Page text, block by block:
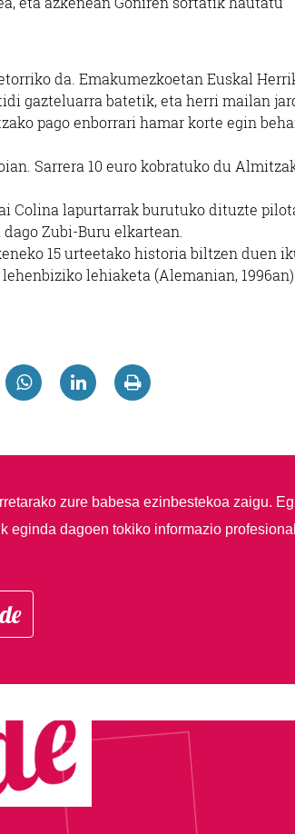
da. Emakumezkoetan Euskal
gazteluarra batetik, eta herri mailan
pago enborrari hamar korte egin
Sarrera 10 euro kobratuko du
Colina lapurtarrak burutuko dituzte
Zubi-Buru elkartean.
15 urteetako historia biltzen duen
lehiaketa (Alemanian, 1996an)
zure babesa ezinbestekoa zaigu.
eginda dagoen tokiko informazio